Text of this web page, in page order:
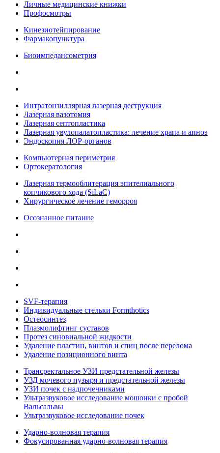
Личные медицинские книжки
Профосмотры
Кинезиотейпирование
Фармакопунктура
Биоимпедансометрия
Интратонзиллярная лазерная деструкция
Лазерная вазотомия
Лазерная септопластика
Лазерная увулопалатопластика: лечение храпа и апноэ
Эндоскопия ЛОР-органов
Компьютерная периметрия
Ортокератология
Лазерная термооблитерация эпителиального
копчикового хода (SiLaC)
Хирургическое лечение геморроя
Осознанное питание
SVF-терапия
Индивидуальные стельки Formthotics
Остеосинтез
Плазмолифтинг суставов
Протез синовиальной жидкости
Удаление пластин, винтов и спиц после перелома
Удаление позиционного винта
Трансректальное УЗИ предстательной железы
УЗД мочевого пузыря и предстательной железы
УЗИ почек с надпочечниками
Ультразвуковое исследование мошонки с пробой
Вальсальвы
Ультразвуковое исследование почек
Ударно-волновая терапия
Фокусированная ударно-волновая терапия